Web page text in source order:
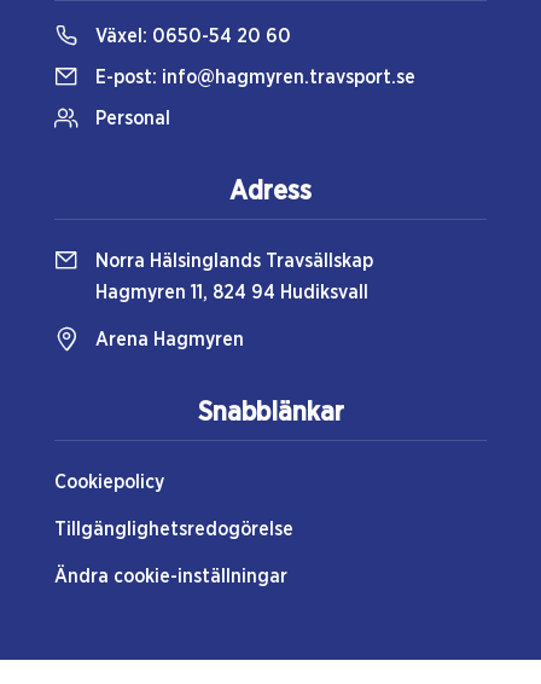
Snabblänkar
Cookiepolicy
Tillgänglighetsredogörelse
Ändra cookie-inställningar
Växel: 0650-54 20 60
E-post: info@hagmyren.travsport.se
Personal
Adress
Norra Hälsinglands Travsällskap
Hagmyren 11, 824 94 Hudiksvall
Arena Hagmyren